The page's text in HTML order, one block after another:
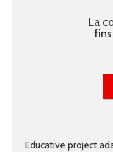
La
fins
Educative project